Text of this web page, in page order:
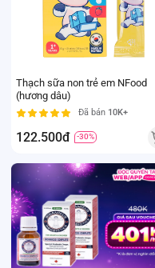
Thạch sữa non trẻ em NFood
(hương dâu)
Đã bán 10K+
122.500đ -30%